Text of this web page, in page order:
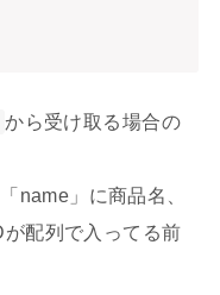
から受け取る場合の
name」に商品名、
が配列で入ってる前